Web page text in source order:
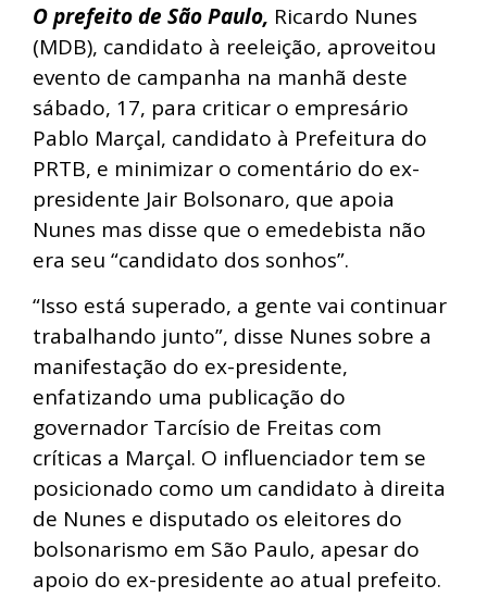
O prefeito de São Paulo, Ricardo Nunes
(MDB), candidato à reeleição, aproveitou
evento de campanha na manhã deste
sábado, 17, para criticar o empresário
Pablo Marçal, candidato à Prefeitura do
PRTB, e minimizar o comentário do ex-
presidente Jair Bolsonaro, que apoia
Nunes mas disse que o emedebista não
era seu “candidato dos sonhos”.
“Isso está superado, a gente vai continuar
trabalhando junto”, disse Nunes sobre a
manifestação do ex-presidente,
enfatizando uma publicação do
governador Tarcísio de Freitas com
críticas a Marçal. O influenciador tem se
posicionado como um candidato à direita
de Nunes e disputado os eleitores do
bolsonarismo em São Paulo, apesar do
apoio do ex-presidente ao atual prefeito.